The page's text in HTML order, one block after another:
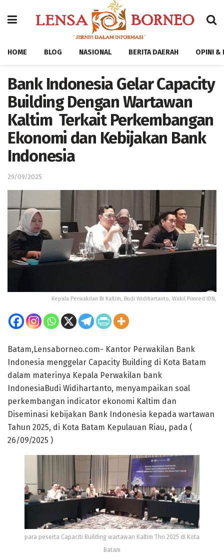
HOME BLOG NASIONAL BERITA DAERAH OPINI &
Bank Indonesia Gelar Capacity
Building Dengan Wartawan
Kaltim Terkait Perkembangan
Ekonomi dan Kebijakan Bank
Indonesia
29/09/2025
Kepala Perwakilan Bi Kaltim, Budi Widihartanto, Wakil Pimred IDN,
Batam,Lensaborneo.com- Kantor Perwakilan Bank
Indonesia menggelar Capacity Building di Kota Batam
dalam materinya Kepala Perwakilan bank
IndonesiaBudi Widihartanto, menyampaikan soal
perkembangan indicator ekonomi Kaltim dan
Diseminasi kebijakan Bank Indonesia kepada wartawan
Tahun 2025, di Kota Batam Kepulauan Riau, pada (
26/09/2025 )
para peserta Capaciti Building wartawan Kaltim Thn 2025 di Kota
Batam